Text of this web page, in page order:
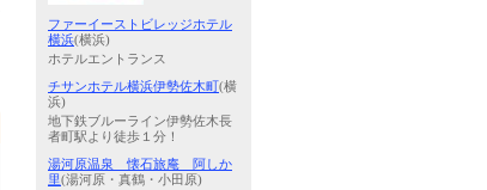
ファーイーストビレッジホテル
横浜(横浜)
ホテルエントランス
チサンホテル横浜伊勢佐木町(横
浜)
地下鉄ブルーライン伊勢佐木長
者町駅より徒歩１分！
湯河原温泉 懐石旅庵 阿しか
里(湯河原・真鶴・小田原)